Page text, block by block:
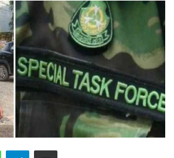
WhatsAppTelegramShare via Email